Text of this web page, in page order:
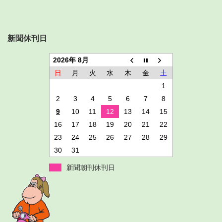
新聞休刊日
2026年 8月
日
月 火 水 木 金
土
1
2
3 4 5 6 7
8
9
10 11 12 13 14
15
16
17 18 19 20 21
22
23
24 25 26 27 28
29
30
31
新聞朝刊休刊日